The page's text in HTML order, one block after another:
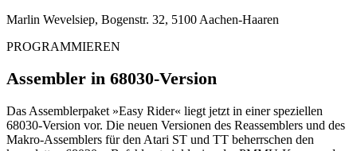
Marlin Wevelsiep, Bogenstr. 32, 5100 Aachen-Haaren
PROGRAMMIEREN
Assembler in 68030-Version
Das Assemblerpaket »Easy Rider« liegt jetzt in einer speziellen
68030-Version vor. Die neuen Versionen des Reassemblers und des
Makro-Assemblers für den Atari ST und TT beherrschen den